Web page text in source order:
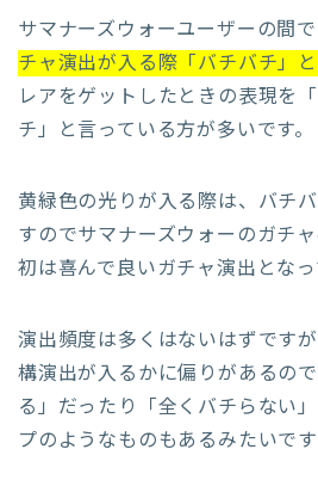
サマナーズウォーユーザーの間で
チャ演出が入る際「バチバチ」
レアをゲットしたときの表現を
チ」と言っている方が多いです。
黄緑色の光りが入る際は、バチ
すのでサマナーズウォーのガチ
初は喜んで良いガチャ演出となっ
演出頻度は多くはないはずです
構演出が入るかに偏りがあるの
る」だったり「全くバチらない
プのようなものもあるみたいです